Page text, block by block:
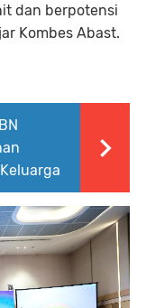
dan berpotensi
Kombes Abast.